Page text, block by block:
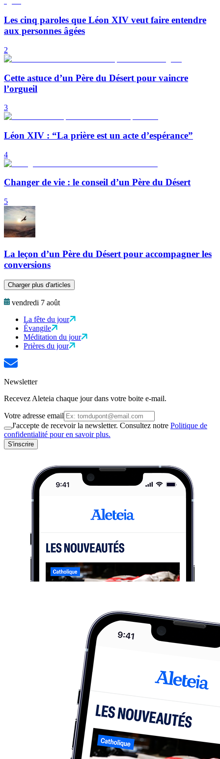
Les cinq paroles que Léon XIV veut faire entendre
aux personnes âgées
2
Cette astuce d’un Père du Désert pour vaincre
l’orgueil
3
Léon XIV : “La prière est un acte d’espérance”
4
Changer de vie : le conseil d’un Père du Désert
5
La leçon d’un Père du Désert pour accompagner les
conversions
Charger plus d'articles
vendredi 7 août
La fête du jour
Évangile
Méditation du jour
Prières du jour
Newsletter
Recevez Aleteia chaque jour dans votre boite e-mail.
Votre adresse email
J'accepte de recevoir la newsletter. Consultez notre Politique de
confidentialité pour en savoir plus.
S'inscrire